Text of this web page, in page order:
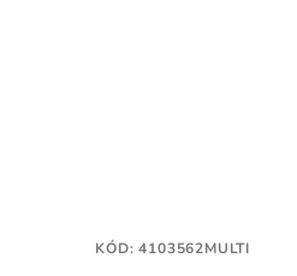
KÓD:4103562MULTI